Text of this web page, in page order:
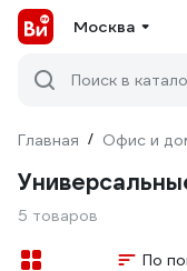
Москва
Поиск в
Главная / Офис и
5 товаров
По